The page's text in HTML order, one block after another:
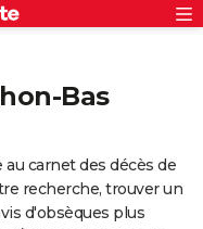
Bas
carnet des décès de
recherche, trouver un
d'obsèques plus